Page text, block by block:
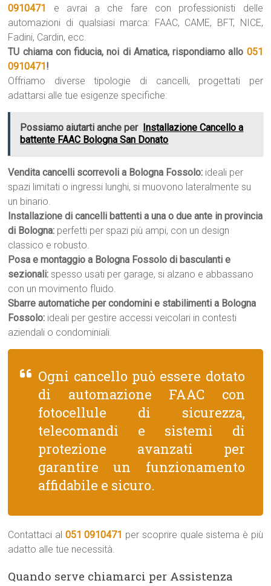
0910471
e avrai a che fare con professionisti delle
automazioni di qualsiasi marca: FAAC, CAME, BFT, NICE,
Fadini, Cardin, ecc.
TU chiama con fiducia, noi di Amatica, rispondiamo allo 051
0910471!
Offriamo diverse tipologie di cancelli, progettati per
adattarsi alle tue esigenze specifiche:
Possiamo aiutarti anche per Installazione Cancello a
battente FAAC Bologna San Donato
Vendita cancelli scorrevoli a Bologna Fossolo: ideali per
spazi limitati o ingressi lunghi, si muovono lateralmente su
un binario.
Installazione di cancelli battenti a una o due ante in provincia
di Bologna: perfetti per spazi più ampi, con un design
classico e robusto.
Posa e montaggio a Bologna Fossolo di basculanti e
sezionali: spesso usati per garage, si alzano e abbassano
con un movimento fluido.
Sbarre automatiche per condomini e stabilimenti a Bologna
Fossolo: ideali per gestire accessi veicolari in contesti
aziendali o condominiali.
Ogni cancello può essere dotato
di automazione FAAC con
fotocellule di sicurezza,
telecomandi e sistemi di
protezione avanzati per
garantire un funzionamento
affidabile e sicuro.
Contattaci al 051 0910471 per scoprire quale sistema è più
adatto alle tue necessità.
Quando serve chiamarci per Assistenza